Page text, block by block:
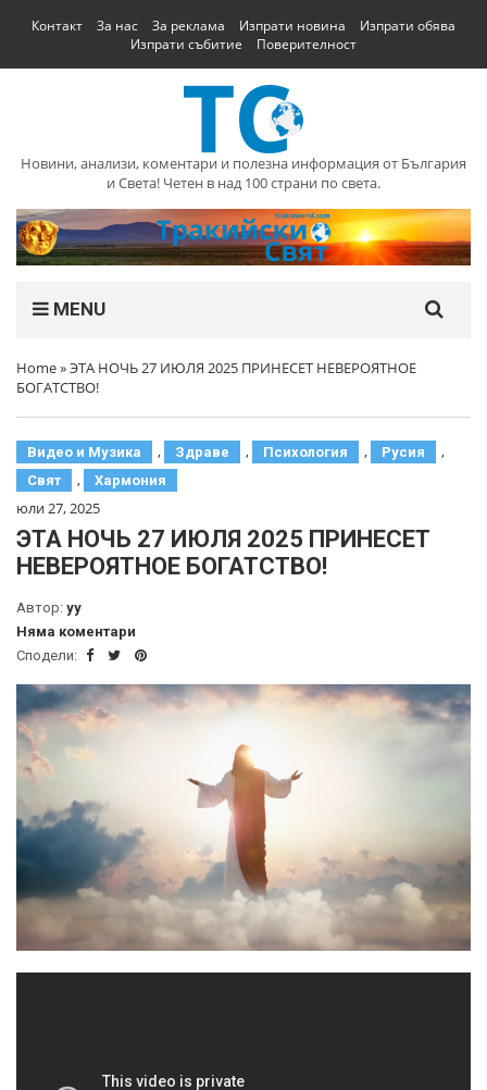
Контакт За нас За реклама Изпрати новина
Изпрати обява
Изпрати събитие
Поверителност
Новини, анализи, коментари и полезна информация от България
и Света! Четен в над 100 страни по света.
MENU
Home»ЭТА НОЧЬ 27 ИЮЛЯ 2025 ПРИНЕСЕТ НЕВЕРОЯТНОЕ
БОГАТСТВО!
Видео и Музика , Здраве , Психология , Русия ,
Свят , Хармония
юли 27, 2025
ЭТА НОЧЬ 27 ИЮЛЯ 2025 ПРИНЕСЕТ
НЕВЕРОЯТНОЕ БОГАТСТВО!
Автор: yy
Няма коментари
Сподели: